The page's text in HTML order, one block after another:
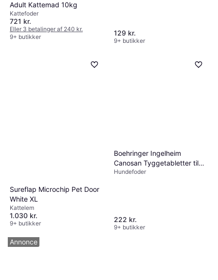
Adult Kattemad 10kg
Kattefoder
721 kr.
Eller 3 betalinger af 240 kr.
9+ butikker
129 kr.
9+ butikker
Sureflap Microchip Pet Door
White XL
Kattelem
1.030 kr.
9+ butikker
Boehringer Ingelheim
Canosan Tyggetabletter til
Hunde 60stk
Hundefoder
222 kr.
9+ butikker
Annonce